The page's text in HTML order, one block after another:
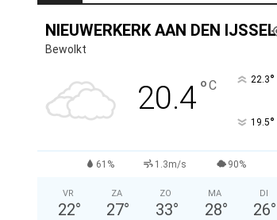
NIEUWERKERK AAN DEN IJSSEL
Bewolkt
20.4°C 22.3°
19.5°
61% 1.3m/s 90%
VR
22°
ZA
27°
ZO
33°
MA
28°
DI
26°